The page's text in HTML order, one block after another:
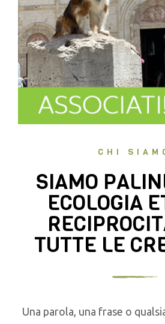
CHI
SIAMO
ECOLOGIA
TUTTE LE
Una parola, una frase o